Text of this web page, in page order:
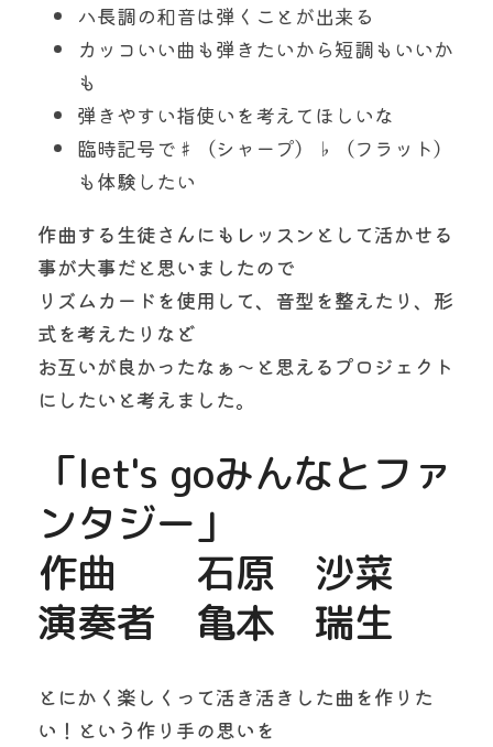
ハ長調の和音は弾くことが出来る
カッコいい曲も弾きたいから短調もいいか
も
弾きやすい指使いを考えてほしいな
臨時記号で♯（シャープ）♭（フラット）
も体験したい
作曲する生徒さんにもレッスンとして活かせる
事が大事だと思いましたので
リズムカードを使用して、音型を整えたり、形
式を考えたりなど
お互いが良かったなぁ〜と思えるプロジェクト
にしたいと考えました。
「let's goみんなとファ
ンタジー」
作曲　　石原　沙菜
演奏者　亀本　瑞生
とにかく楽しくって活き活きした曲を作りた
い！という作り手の思いを